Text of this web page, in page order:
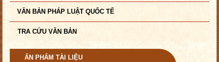
VĂN BẢN PHÁP LUẬT QUỐC TẾ
TRA CỨU VĂN BẢN
ẤN PHẨM TÀI LIỆU